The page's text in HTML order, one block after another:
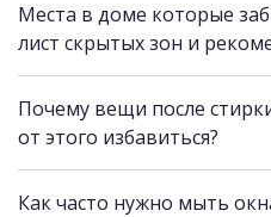
Места в доме которые
лист скрытых зон и
Почему вещи после
от этого избавиться?
Как часто нужно мыть